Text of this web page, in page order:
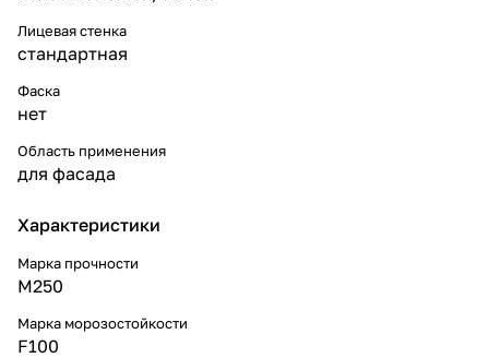
Лицевая стенка
стандартная
Фаска
нет
Область применения
для фасада
Характеристики
Марка прочности
М250
Марка морозостойкости
F100